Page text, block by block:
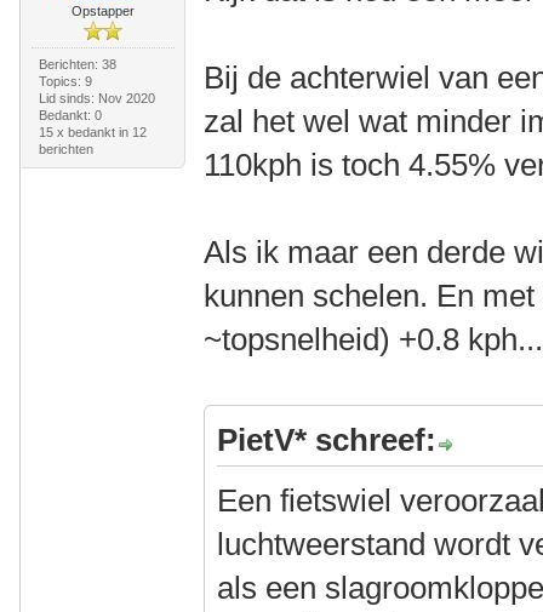
Opstapper
Berichten: 38
Topics: 9
Lid sinds: Nov 2020
Bedankt: 0
15 x bedankt in 12
berichten
Bij de achterwiel van
zal het wel wat minder
110kph is toch 4.55%
Als ik maar een derde
kunnen schelen. En
~topsnelheid) +0.8
PietV* schreef:
Een fietswiel
luchtweerstand wordt
als een